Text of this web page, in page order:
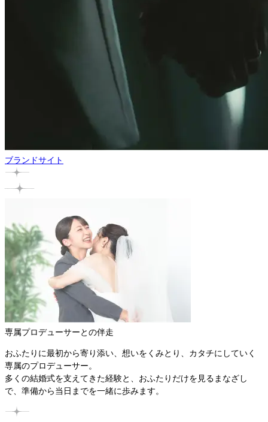
ブランドサイト
専属プロデューサーとの伴走
おふたりに最初から寄り添い、想いをくみとり、カタチにしていく
専属のプロデューサー。
多くの結婚式を支えてきた経験と、おふたりだけを見るまなざし
で、準備から当日までを一緒に歩みます。